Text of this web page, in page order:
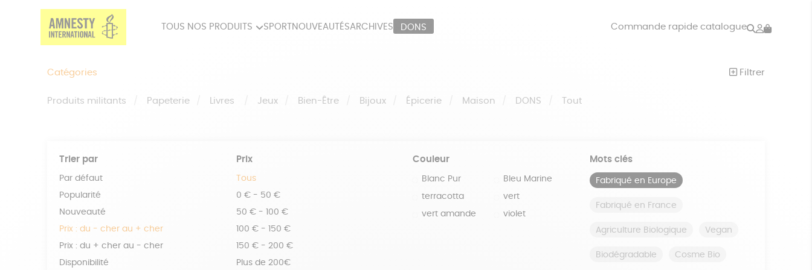
TOUS NOS PRODUITS SPORT NOUVEAUTÉSARCHIVES DONS Commande rapide catalogue Rechercher
Mon
Catégories Filtrer
Produits militants Papeterie Livres Jeux Bien-Être Bijoux Épicerie Maison DONS Tout
Trier par
Par défaut
Popularité
Nouveauté
Prix : du - cher au + cher
Prix : du + cher au - cher
Disponibilité
Prix
Tous
0 € - 50 €
50 € - 100 €
100 € - 150 €
150 € - 200 €
Plus de 200€
Couleur
Blanc Pur Bleu Marine
terracotta vert
vert amande violet
Mots clés
Fabriqué en Europe
Fabriqué en France
Agriculture Biologique Vegan
Biodégradable Cosme Bio